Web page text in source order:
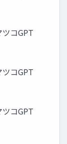
コGPT
コGPT
コGPT